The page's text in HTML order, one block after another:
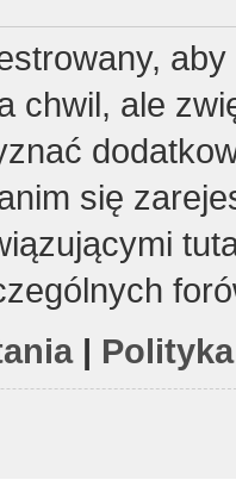
chwil, ale
się
|